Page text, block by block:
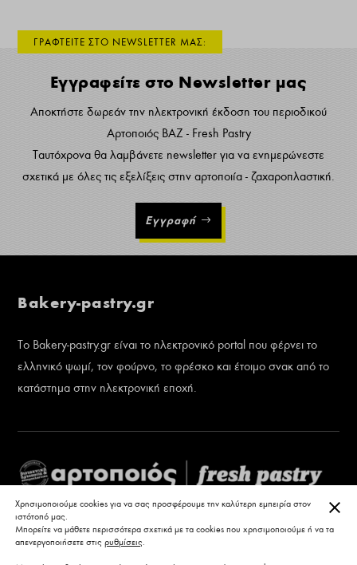
ΓΡΑΦΤΕΙΤΕ ΣΤΟ NEWSLETTER ΜΑΣ:
Εγγραφείτε στο Newsletter μας
Αποκτήστε δωρεάν την ηλεκτρονική έκδοση του περιοδικού
Αρτοποιός ΒΑΖ - Fresh Pastry
Ταυτόχρονα θα λαμβάνετε newsletter για να ενημερώνεστε
σχετικά με όλες τις εξελίξεις στην αρτοποιία - ζαχαροπλαστική.
Εγγραφή
Bakery-pastry.gr
Το Bakery-pastry.gr είναι το ηλεκτρονικό portal που φέρνει το
ελληνικό ψωμί, τον φούρνο, το φρέσκο και έτοιμο σνακ από το
κατάστημα στην ηλεκτρονική εποχή.
Χρησιμοποιούμε cookies για να σας προσφέρουμε την καλύτερη εμπειρία στον
ιστότοπό μας.
Μπορείτε να μάθετε περισσότερα σχετικά με τα cookies που χρησιμοποιούμε ή να τα
απενεργοποιήσετε στις ρυθμίσεις.